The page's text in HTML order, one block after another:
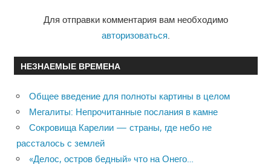
Для отправки комментария вам необходимо
авторизоваться
НЕЗНАЕМЫЕ ВРЕМЕНА
Общее введение для полноты картины в целом
Мегалиты: Непрочитанные послания в камне
Сокровища Карелии — страны, где небо не
рассталось с землей
«Делос, остров бедный» что на Онего…